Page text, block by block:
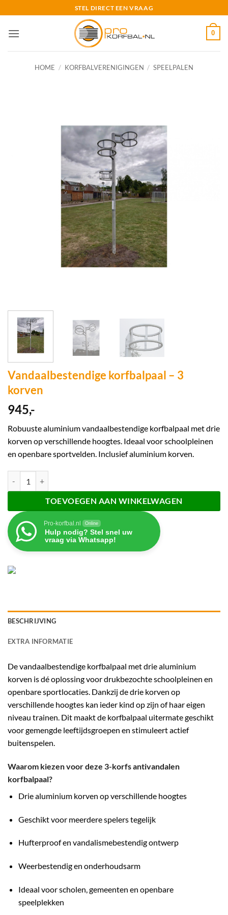
naar
inhoud
STEL DIRECT EEN VRAAG
0
HOME / KORFBALVERENIGINGEN / SPEELPALEN
Vandaalbestendige korfbalpaal – 3
korven
945,-
Robuuste aluminium vandaalbestendige korfbalpaal met drie
korven op verschillende hoogtes. Ideaal voor schoolpleinen
en openbare sportvelden. Inclusief aluminium korven.
TOEVOEGEN AAN WINKELWAGEN
Pro-korfbal.nl Online
Hulp nodig? Stel snel uw
vraag via Whatsapp!
BESCHRIJVING
EXTRA INFORMATIE
De vandaalbestendige korfbalpaal met drie aluminium
korven is dé oplossing voor drukbezochte schoolpleinen en
openbare sportlocaties. Dankzij de drie korven op
verschillende hoogtes kan ieder kind op zijn of haar eigen
niveau trainen. Dit maakt de korfbalpaal uitermate geschikt
voor gemengde leeftijdsgroepen en stimuleert actief
buitenspelen.
Waarom kiezen voor deze 3-korfs antivandalen
korfbalpaal?
Drie aluminium korven op verschillende hoogtes
Geschikt voor meerdere spelers tegelijk
Hufterproof en vandalismebestendig ontwerp
Weerbestendig en onderhoudsarm
Ideaal voor scholen, gemeenten en openbare
speelplekken